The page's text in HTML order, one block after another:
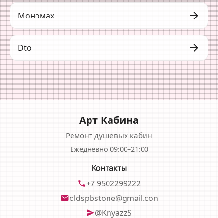
Мономах arrow_forward
Dto arrow_forward
Арт Кабина
Ремонт душевых кабин
Ежедневно 09:00–21:00
Контакты
phone+7 9502299222
emailoldspbstone@gmail.con
send@KnyazzS